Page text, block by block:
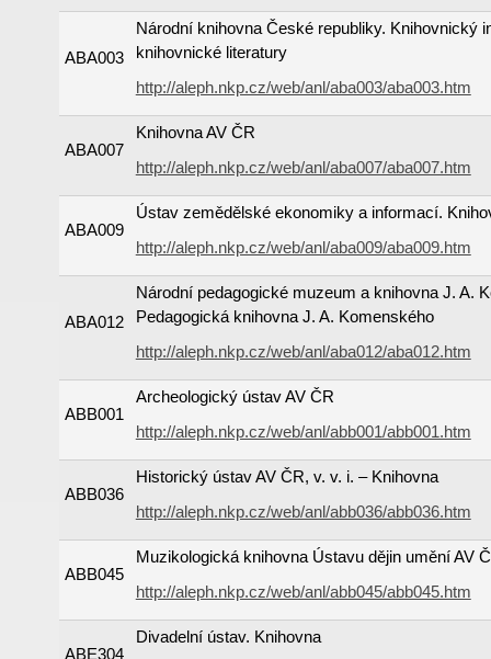
ABA003
Národní knihovna České republiky. Knihovnický
knihovnické literatury
http://aleph.nkp.cz/web/anl/aba003/aba003.htm
ABA007
Knihovna AV ČR
http://aleph.nkp.cz/web/anl/aba007/aba007.htm
ABA009
Ústav zemědělské ekonomiky a informací.
http://aleph.nkp.cz/web/anl/aba009/aba009.htm
ABA012
Národní pedagogické muzeum a knihovna J. A.
Pedagogická knihovna J. A. Komenského
http://aleph.nkp.cz/web/anl/aba012/aba012.htm
ABB001
Archeologický ústav AV ČR
http://aleph.nkp.cz/web/anl/abb001/abb001.htm
ABB036
Historický ústav AV ČR, v. v. i. – Knihovna
http://aleph.nkp.cz/web/anl/abb036/abb036.htm
ABB045
Muzikologická knihovna Ústavu dějin umění AV
http://aleph.nkp.cz/web/anl/abb045/abb045.htm
ABE304
Divadelní ústav. Knihovna